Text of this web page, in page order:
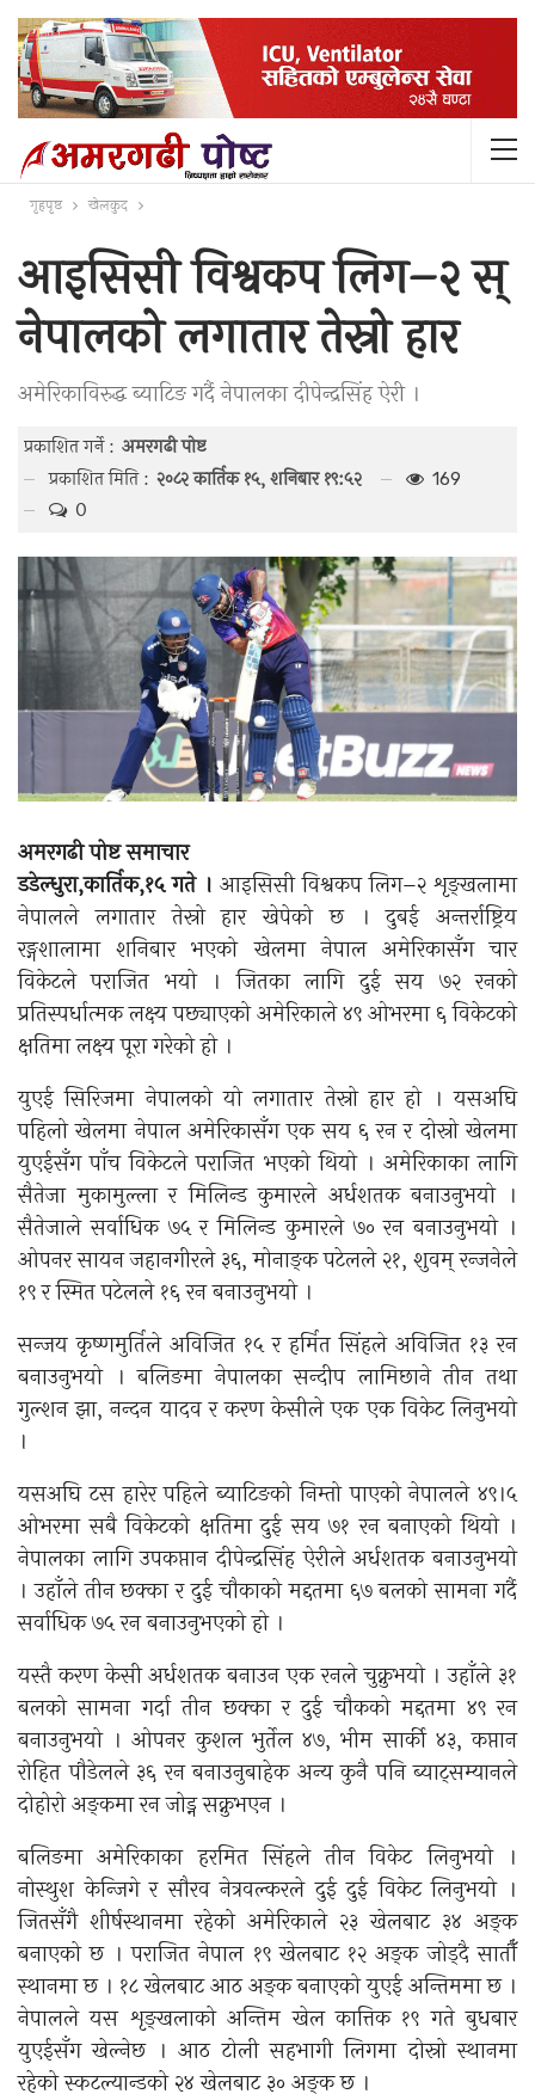
गृहपृष्ठ खेलकुद
आइसिसी विश्वकप लिग–२ स्
नेपालको लगातार तेस्रो हार
अमेरिकाविरुद्ध ब्याटिङ गर्दै नेपालका दीपेन्द्रसिंह ऐरी ।
प्रकाशित गर्ने : अमरगढी पाेष्ट
प्रकाशित मिति : २०८२ कार्तिक १५, शनिबार १९:५२ 169
0
अमरगढी पोष्ट समाचार
डडेल्धुरा,कार्तिक,१५ गते । आइसिसी विश्वकप लिग–२ शृङ्खलामा
नेपालले लगातार तेस्रो हार खेपेको छ । दुबई अन्तर्राष्ट्रिय
रङ्गशालामा शनिबार भएको खेलमा नेपाल अमेरिकासँग चार
विकेटले पराजित भयो । जितका लागि दुई सय ७२ रनको
प्रतिस्पर्धात्मक लक्ष्य पछ्याएको अमेरिकाले ४९ ओभरमा ६ विकेटको
क्षतिमा लक्ष्य पूरा गरेको हो ।
युएई सिरिजमा नेपालको यो लगातार तेस्रो हार हो । यसअघि
पहिलो खेलमा नेपाल अमेरिकासँग एक सय ६ रन र दोस्रो खेलमा
युएईसँग पाँच विकेटले पराजित भएको थियो । अमेरिकाका लागि
सैतेजा मुकामुल्ला र मिलिन्ड कुमारले अर्धशतक बनाउनुभयो ।
सैतेजाले सर्वाधिक ७५ र मिलिन्ड कुमारले ७० रन बनाउनुभयो ।
ओपनर सायन जहानगीरले ३६, मोनाङ्क पटेलले २१, शुवम् रन्जनेले
१९ र स्मित पटेलले १६ रन बनाउनुभयो ।
सन्जय कृष्णमुर्तिले अविजित १५ र हर्मित सिंहले अविजित १३ रन
बनाउनुभयो । बलिङमा नेपालका सन्दीप लामिछाने तीन तथा
गुल्शन झा, नन्दन यादव र करण केसीले एक एक विकेट लिनुभयो
।
यसअघि टस हारेर पहिले ब्याटिङको निम्तो पाएको नेपालले ४९।५
ओभरमा सबै विकेटको क्षतिमा दुई सय ७१ रन बनाएको थियो ।
नेपालका लागि उपकप्तान दीपेन्द्रसिंह ऐरीले अर्धशतक बनाउनुभयो
। उहाँले तीन छक्का र दुई चौकाको मद्दतमा ६७ बलको सामना गर्दै
सर्वाधिक ७५ रन बनाउनुभएको हो ।
यस्तै करण केसी अर्धशतक बनाउन एक रनले चुक्नुभयो । उहाँले ३१
बलको सामना गर्दा तीन छक्का र दुई चौकको मद्दतमा ४९ रन
बनाउनुभयो । ओपनर कुशल भुर्तेल ४७, भीम सार्की ४३, कप्तान
रोहित पौडेलले ३६ रन बनाउनुबाहेक अन्य कुनै पनि ब्याट्सम्यानले
दोहोरो अङ्कमा रन जोड्न सक्नुभएन ।
बलिङमा अमेरिकाका हरमित सिंहले तीन विकेट लिनुभयो ।
नोस्थुश केन्जिगे र सौरव नेत्रवल्करले दुई दुई विकेट लिनुभयो ।
जितसँगै शीर्षस्थानमा रहेको अमेरिकाले २३ खेलबाट ३४ अङ्क
बनाएको छ । पराजित नेपाल १९ खेलबाट १२ अङ्क जोड्दै सातौँ
स्थानमा छ । १८ खेलबाट आठ अङ्क बनाएको युएई अन्तिममा छ ।
नेपालले यस शृङ्खलाको अन्तिम खेल कात्तिक १९ गते बुधबार
युएईसँग खेल्नेछ । आठ टोली सहभागी लिगमा दोस्रो स्थानमा
रहेको स्कटल्यान्डको २४ खेलबाट ३० अङ्क छ ।